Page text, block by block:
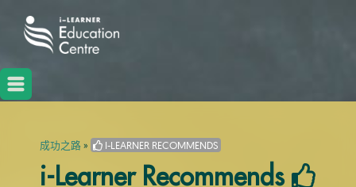
成功之路» I-LEARNER RECOMMENDS
i-Learner Recommends